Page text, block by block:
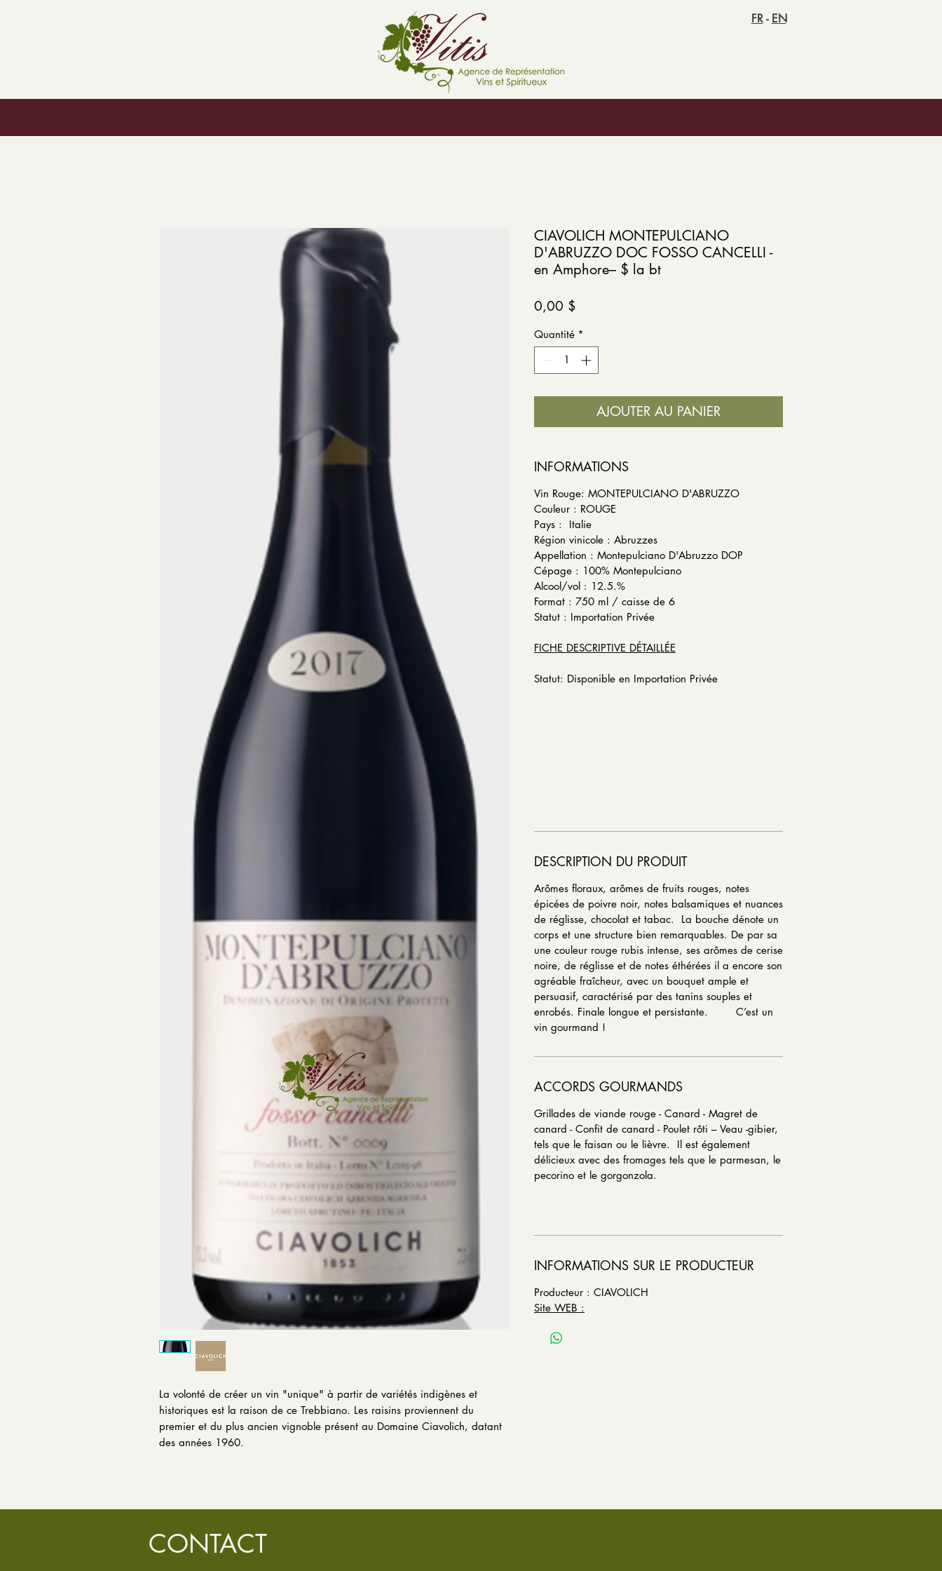
FR- EN
La volonté de créer un vin "unique" à partir de variétés indigènes et
historiques est la raison de ce Trebbiano. Les raisins proviennent du
premier et du plus ancien vignoble présent au Domaine Ciavolich, datant
des années 1960.
CIAVOLICH MONTEPULCIANO
D'ABRUZZO DOC FOSSO CANCELLI -
en Amphore– $ la bt
0,00 $
Quantité *
AJOUTER AU PANIER
INFORMATIONS
Vin Rouge: MONTEPULCIANO D'ABRUZZO
Couleur : ROUGE
Pays : Italie
Région vinicole : Abruzzes
Appellation : Montepulciano D'Abruzzo DOP
Cépage : 100% Montepulciano
Alcool/vol : 12.5.%
Format : 750 ml / caisse de 6
Statut : Importation Privée
FICHE DESCRIPTIVE DÉTAILLÉE
Statut: Disponible en Importation Privée
DESCRIPTION DU PRODUIT
Arômes floraux, arômes de fruits rouges, notes
épicées de poivre noir, notes balsamiques et nuances
de réglisse, chocolat et tabac. La bouche dénote un
corps et une structure bien remarquables. De par sa
une couleur rouge rubis intense, ses arômes de cerise
noire, de réglisse et de notes éthérées il a encore son
agréable fraîcheur, avec un bouquet ample et
persuasif, caractérisé par des tanins souples et
enrobés. Finale longue et persistante. C’est un
vin gourmand !
ACCORDS GOURMANDS
Grillades de viande rouge - Canard - Magret de
canard - Confit de canard - Poulet rôti – Veau -gibier,
tels que le faisan ou le lièvre.
Il est également
délicieux avec des fromages tels que le parmesan, le
pecorino et le gorgonzola.
INFORMATIONS SUR LE PRODUCTEUR
Producteur : CIAVOLICH
Site WEB :
CONTACT